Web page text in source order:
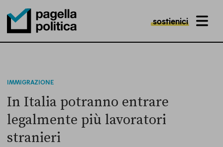
Pagella Politica Logo
sostienici MENU
IMMIGRAZIONE
In Italia potranno entrare
legalmente più lavoratori
stranieri